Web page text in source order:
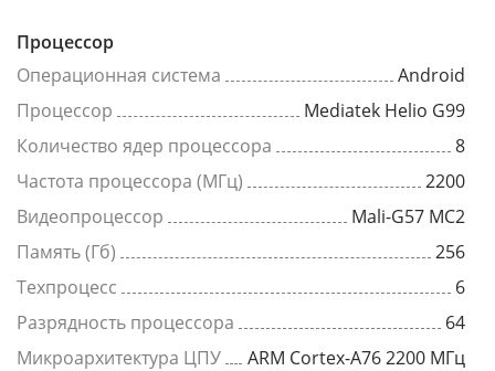
Процессор
Операционная система
Android
Процессор
Mediatek Helio G99
Количество ядер процессора
8
Частота процессора (МГц)
2200
Видеопроцессор
Mali-G57 MC2
Память (Гб)
256
Техпроцесс
6
Разрядность процессора
64
Микроархитектура ЦПУ
ARM Cortex-A76 2200 МГц